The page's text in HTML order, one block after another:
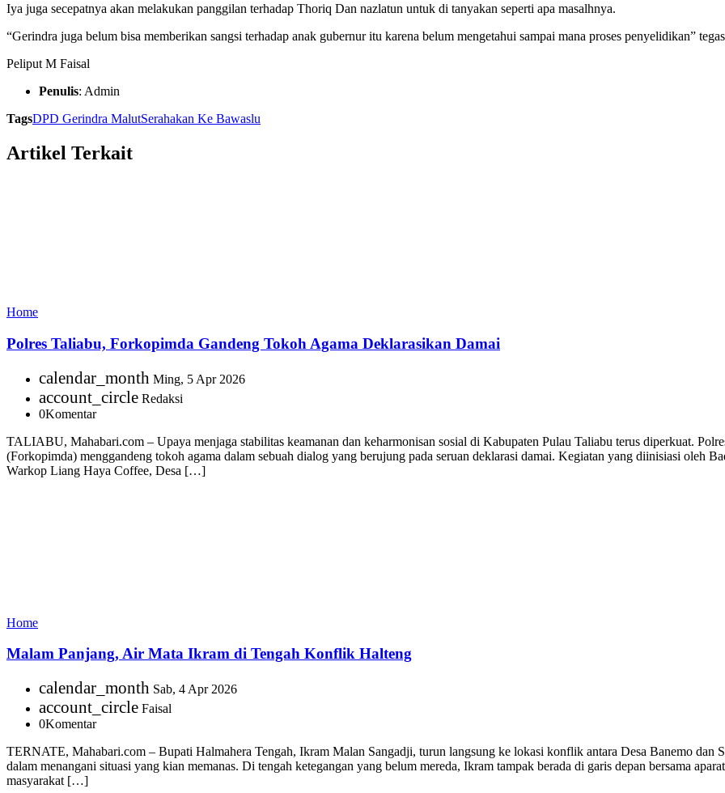
Iya juga secepatnya akan melakukan panggilan terhadap Thoriq Dan nazlatun untuk di tanyakan seperti apa masalhnya.
“Gerindra juga belum bisa memberikan sangsi terhadap anak gubernur itu karena belum mengetahui sampai mana proses penyelidikan”
Peliput M Faisal
Penulis: Admin
TagsDPD Gerindra MalutSerahakan Ke Bawaslu
Artikel Terkait
Home
Polres Taliabu, Forkopimda Gandeng Tokoh Agama Deklarasikan Damai
calendar_month Ming, 5 Apr 2026
account_circle Redaksi
0Komentar
TALIABU, Mahabari.com – Upaya menjaga stabilitas keamanan dan keharmonisan sosial di Kabupaten Pulau Taliabu terus diperkuat.
(Forkopimda) menggandeng tokoh agama dalam sebuah dialog yang berujung pada seruan deklarasi damai. Kegiatan yang diinisiasi oleh
Warkop Liang Haya Coffee, Desa […]
Home
Malam Panjang, Air Mata Ikram di Tengah Konflik Halteng
calendar_month Sab, 4 Apr 2026
account_circle Faisal
0Komentar
TERNATE, Mahabari.com – Bupati Halmahera Tengah, Ikram Malan Sangadji, turun langsung ke lokasi konflik antara Desa Banemo dan
dalam menangani situasi yang kian memanas. Di tengah ketegangan yang belum mereda, Ikram tampak berada di garis depan bersama
masyarakat […]